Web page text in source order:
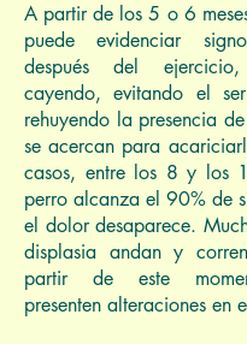
A partir de los 5 o 6
puede evidenciar
después del ejercicio,
cayendo, evitando el
rehuyendo la presencia
se acercan para
casos, entre los 8 y los
perro alcanza el 90% de
el dolor desaparece.
displasia andan y
partir de este
presenten alteraciones en